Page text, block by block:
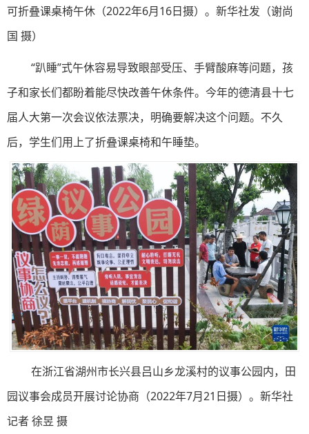
可折叠课桌椅午休（2022年6月16日摄）。新华社发（谢尚
国 摄）
“趴睡”式午休容易导致眼部受压、手臂酸麻等问题，孩
子和家长们都盼着能尽快改善午休条件。今年的德清县十七
届人大第一次会议依法票决，明确要解决这个问题。不久
后，学生们用上了折叠课桌椅和午睡垫。
在浙江省湖州市长兴县吕山乡龙溪村的议事公园内，田
园议事会成员开展讨论协商（2022年7月21日摄）。新华社
记者 徐昱 摄